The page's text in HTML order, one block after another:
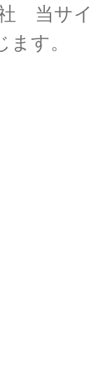
当サ
す。